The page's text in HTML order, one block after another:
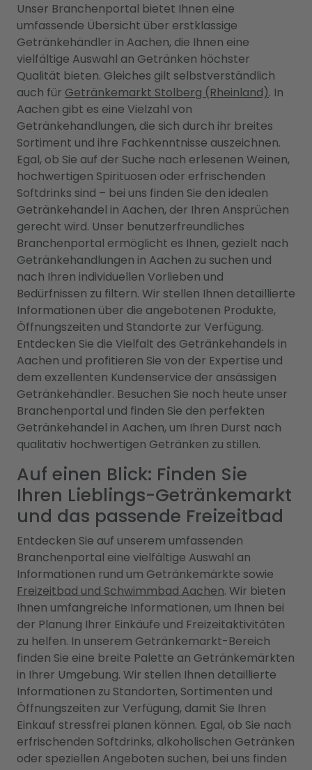
Unser Branchenportal bietet Ihnen eine
umfassende Übersicht über erstklassige
Getränkehändler in Aachen, die Ihnen eine
vielfältige Auswahl an Getränken höchster
Qualität bieten. Gleiches gilt selbstverständlich
auch für Getränkemarkt Stolberg (Rheinland). In
Aachen gibt es eine Vielzahl von
Getränkehandlungen, die sich durch ihr breites
Sortiment und ihre Fachkenntnisse auszeichnen.
Egal, ob Sie auf der Suche nach erlesenen Weinen,
hochwertigen Spirituosen oder erfrischenden
Softdrinks sind – bei uns finden Sie den idealen
Getränkehandel in Aachen, der Ihren Ansprüchen
gerecht wird. Unser benutzerfreundliches
Branchenportal ermöglicht es Ihnen, gezielt nach
Getränkehandlungen in Aachen zu suchen und
nach Ihren individuellen Vorlieben und
Bedürfnissen zu filtern. Wir stellen Ihnen detaillierte
Informationen über die angebotenen Produkte,
Öffnungszeiten und Standorte zur Verfügung.
Entdecken Sie die Vielfalt des Getränkehandels in
Aachen und profitieren Sie von der Expertise und
dem exzellenten Kundenservice der ansässigen
Getränkehändler. Besuchen Sie noch heute unser
Branchenportal und finden Sie den perfekten
Getränkehandel in Aachen, um Ihren Durst nach
qualitativ hochwertigen Getränken zu stillen.
Auf einen Blick: Finden Sie
Ihren Lieblings-Getränkemarkt
und das passende Freizeitbad
Entdecken Sie auf unserem umfassenden
Branchenportal eine vielfältige Auswahl an
Informationen rund um Getränkemärkte sowie
Freizeitbad und Schwimmbad Aachen. Wir bieten
Ihnen umfangreiche Informationen, um Ihnen bei
der Planung Ihrer Einkäufe und Freizeitaktivitäten
zu helfen. In unserem Getränkemarkt-Bereich
finden Sie eine breite Palette an Getränkemärkten
in Ihrer Umgebung. Wir stellen Ihnen detaillierte
Informationen zu Standorten, Sortimenten und
Öffnungszeiten zur Verfügung, damit Sie Ihren
Einkauf stressfrei planen können. Egal, ob Sie nach
erfrischenden Softdrinks, alkoholischen Getränken
oder speziellen Angeboten suchen, bei uns finden